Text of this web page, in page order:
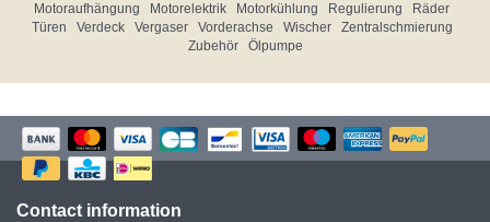
Motoraufhängung
Motorelektrik Motorkühlung Regulierung
Räder
Türen
Verdeck Vergaser Vorderachse Wischer
Zentralschmierung
Zubehör
Ölpumpe
Contact information